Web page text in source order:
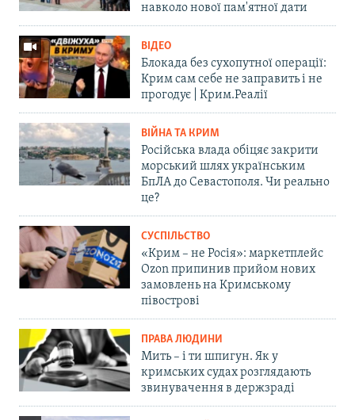
навколо нової пам'ятної дати
ВІДЕО
Блокада без сухопутної операції:
Крим сам себе не заправить і не
прогодує | Крим.Реалії
ВІЙНА ТА КРИМ
Російська влада обіцяє закрити
морський шлях українським
БпЛА до Севастополя. Чи реально
це?
СУСПІЛЬСТВО
«Крим – не Росія»: маркетплейс
Ozon припинив прийом нових
замовлень на Кримському
півострові
ПРАВА ЛЮДИНИ
Мить – і ти шпигун. Як у
кримських судах розглядають
звинувачення в держзраді